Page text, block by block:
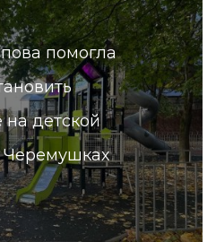
помогла
детской